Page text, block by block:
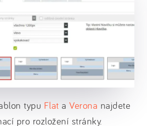
typu Flat a Verona najdete
pro rozložení stránky.